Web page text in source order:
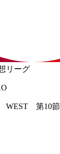
リーグ
WEST 第10節